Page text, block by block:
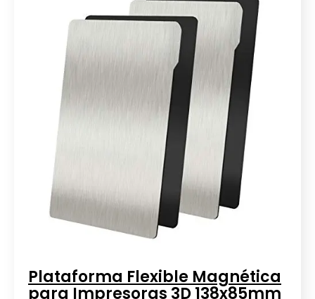
Plataforma Flexible Magnética
para Impresoras 3D 138x85mm